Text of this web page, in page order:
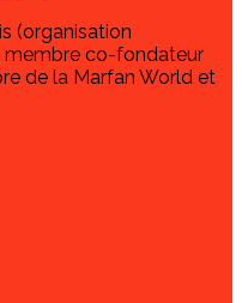
(organisation
membre co-fondateur
de la Marfan World et